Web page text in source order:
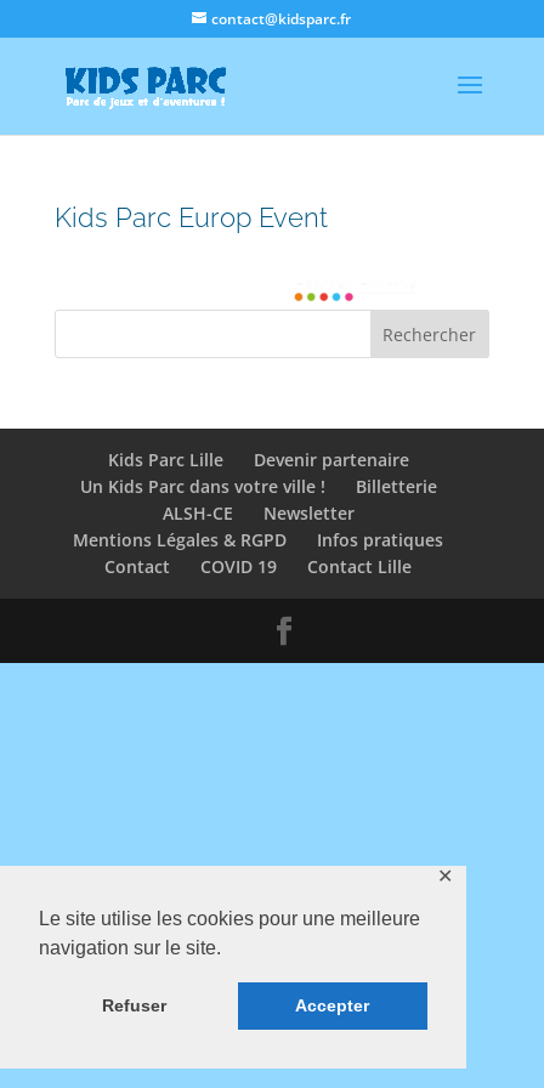
Le site utilise les cookies pour une meilleure
navigation sur le site.
Refuser Accepter
✕
contact@kidsparc.fr
Kids Parc Europ Event
Kids Parc Lille
Devenir partenaire
Un Kids Parc dans votre ville !
Billetterie
ALSH-CE
Newsletter
Mentions Légales & RGPD
Infos pratiques
Contact
COVID 19 Contact Lille